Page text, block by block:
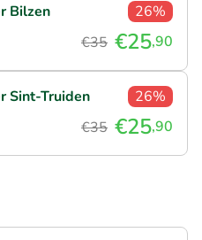
Bilzen
26%
€35 €25,90
Sint-Truiden
26%
€35 €25,90